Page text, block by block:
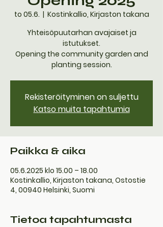
to 05.6.
  |
Kostinkallio, Kirjaston takana
Yhteisöpuutarhan avajaiset ja
istutukset.
Opening the community garden and
planting session.
Rekisteröityminen on suljettu
Katso muita tapahtumia
Paikka & aika
05.6.2025 klo 15.00 – 18.00
Kostinkallio, Kirjaston takana, Ostostie
4, 00940 Helsinki, Suomi
Tietoa tapahtumasta